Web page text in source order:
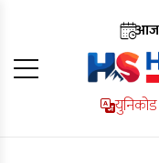
आज
युनिकोड